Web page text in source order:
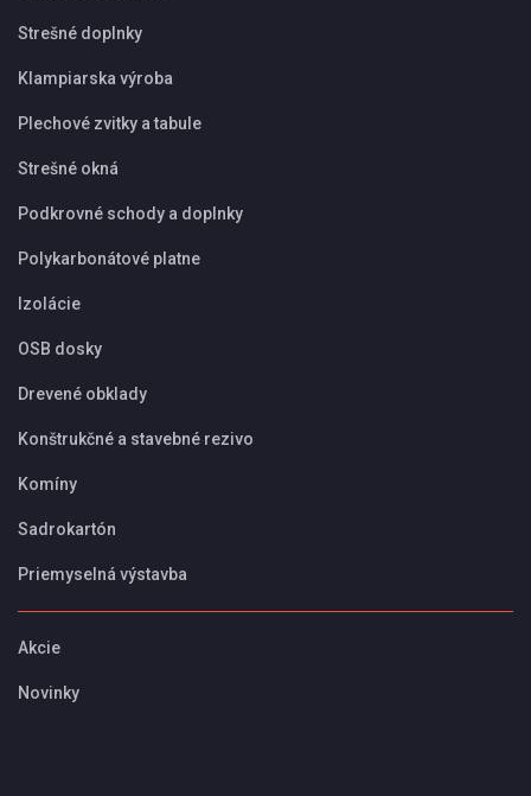
Strešné doplnky
Klampiarska výroba
Plechové zvitky a tabule
Strešné okná
Podkrovné schody a doplnky
Polykarbonátové platne
Izolácie
OSB dosky
Drevené obklady
Konštrukčné a stavebné rezivo
Komíny
Sadrokartón
Priemyselná výstavba
Akcie
Novinky